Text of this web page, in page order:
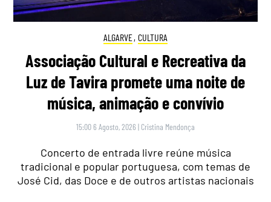
ALGARVE, CULTURA
Associação Cultural e Recreativa da
Luz de Tavira promete uma noite de
música, animação e convívio
15:00 6 Agosto, 2026 | Cristina Mendonça
Concerto de entrada livre reúne música
tradicional e popular portuguesa, com temas de
José Cid, das Doce e de outros artistas nacionais